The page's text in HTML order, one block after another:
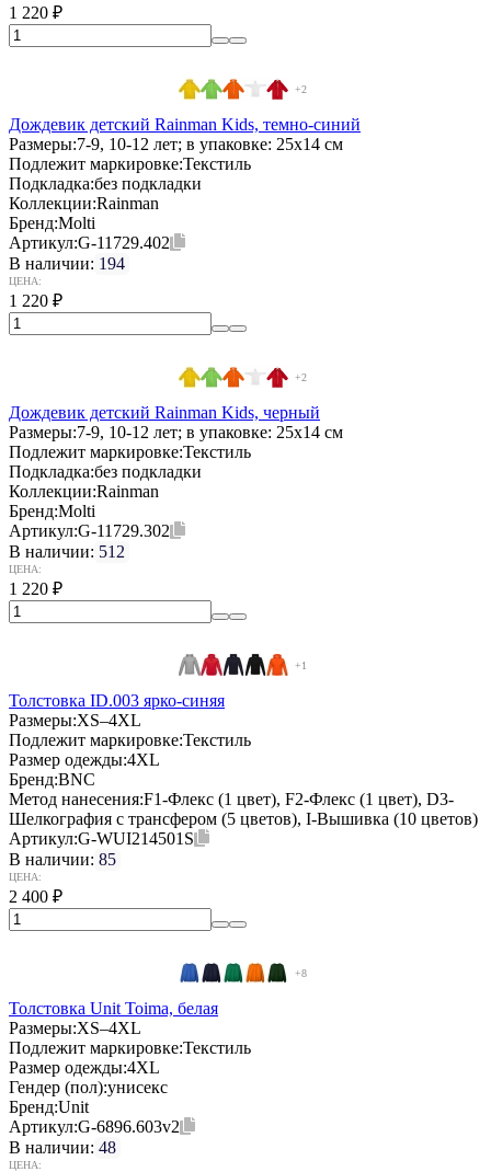
1 220 ₽
+2
Дождевик детский Rainman Kids, темно-синий
Размеры:7-9, 10-12 лет; в упаковке: 25x14 см
Подлежит маркировке:Текстиль
Подкладка:без подкладки
Коллекции:Rainman
Бренд:Molti
Артикул:G-11729.402
В наличии: 194
ЦЕНА:
1 220 ₽
+2
Дождевик детский Rainman Kids, черный
Размеры:7-9, 10-12 лет; в упаковке: 25x14 см
Подлежит маркировке:Текстиль
Подкладка:без подкладки
Коллекции:Rainman
Бренд:Molti
Артикул:G-11729.302
В наличии: 512
ЦЕНА:
1 220 ₽
+1
Толстовка ID.003 ярко-синяя
Размеры:XS–4XL
Подлежит маркировке:Текстиль
Размер одежды:4XL
Бренд:BNC
Метод нанесения:F1-Флекс (1 цвет), F2-Флекс (1 цвет), D3-
Шелкография с трансфером (5 цветов), I-Вышивка (10 цветов)
Артикул:G-WUI214501S
В наличии: 85
ЦЕНА:
2 400 ₽
+8
Толстовка Unit Toima, белая
Размеры:XS–4XL
Подлежит маркировке:Текстиль
Размер одежды:4XL
Гендер (пол):унисекс
Бренд:Unit
Артикул:G-6896.603v2
В наличии: 48
ЦЕНА: